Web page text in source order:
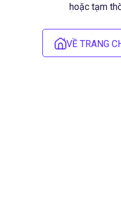
hoặc tạm
VỀ TRANG